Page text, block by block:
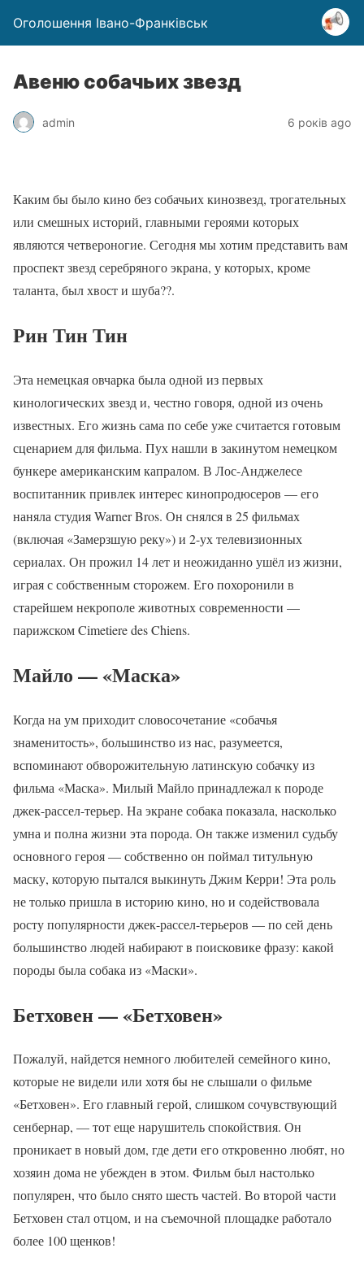
Оголошення Івано-Франківськ
Авеню собачьих звезд
admin 6 років ago
Каким бы было кино без собачьих кинозвезд, трогательных
или смешных историй, главными героями которых
являются четвероногие. Сегодня мы хотим представить вам
проспект звезд серебряного экрана, у которых, кроме
таланта, был хвост и шуба??.
Рин Тин Тин
Эта немецкая овчарка была одной из первых
кинологических звезд и, честно говоря, одной из очень
известных. Его жизнь сама по себе уже считается готовым
сценарием для фильма. Пух нашли в закинутом немецком
бункере американским капралом. В Лос-Анджелесе
воспитанник привлек интерес кинопродюсеров — его
наняла студия Warner Bros. Он снялся в 25 фильмах
(включая «Замерзшую реку») и 2-ух телевизионных
сериалах. Он прожил 14 лет и неожиданно ушёл из жизни,
играя с собственным сторожем. Его похоронили в
старейшем некрополе животных современности —
парижском Cimetiere des Chiens.
Майло — «Маска»
Когда на ум приходит словосочетание «собачья
знаменитость», большинство из нас, разумеется,
вспоминают обворожительную латинскую собачку из
фильма «Маска». Милый Майло принадлежал к породе
джек-рассел-терьер. На экране собака показала, насколько
умна и полна жизни эта порода. Он также изменил судьбу
основного героя — собственно он поймал титульную
маску, которую пытался выкинуть Джим Керри! Эта роль
не только пришла в историю кино, но и содействовала
росту популярности джек-рассел-терьеров — по сей день
большинство людей набирают в поисковике фразу: какой
породы была собака из «Маски».
Бетховен — «Бетховен»
Пожалуй, найдется немного любителей семейного кино,
которые не видели или хотя бы не слышали о фильме
«Бетховен». Его главный герой, слишком сочувствующий
сенбернар, — тот еще нарушитель спокойствия. Он
проникает в новый дом, где дети его откровенно любят, но
хозяин дома не убежден в этом. Фильм был настолько
популярен, что было снято шесть частей. Во второй части
Бетховен стал отцом, и на съемочной площадке работало
более 100 щенков!